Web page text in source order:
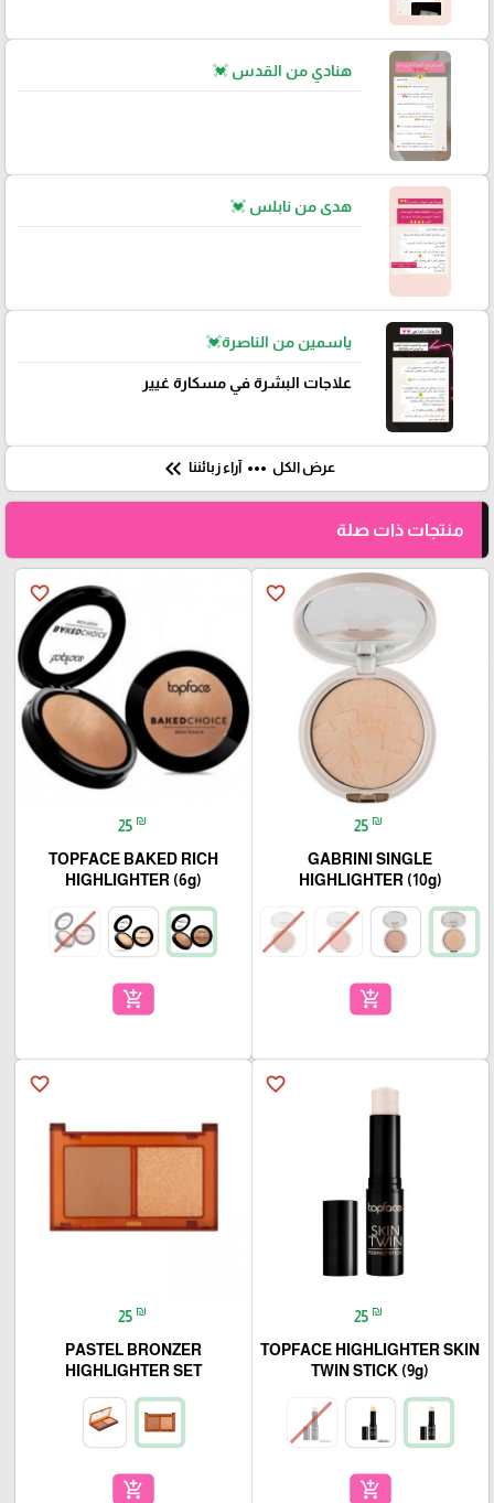
هنادي من القدس 💓
هدى من نابلس 💓
ياسمين من الناصرة💓
علاجات البشرة في مسكارة غيير
عرض الكل more_horiz آراء زبائننا keyboard_double_arrow_left
منتجات ذات صلة
favorite_border
25 ₪
GABRINI SINGLE
HIGHLIGHTER (10g)
add_shopping_cart
favorite_border
25 ₪
TOPFACE BAKED RICH
HIGHLIGHTER (6g)
add_shopping_cart
favorite_border
25 ₪
TOPFACE HIGHLIGHTER SKIN
TWIN STICK (9g)
add_shopping_cart
favorite_border
25 ₪
PASTEL BRONZER
HIGHLIGHTER SET
add_shopping_cart